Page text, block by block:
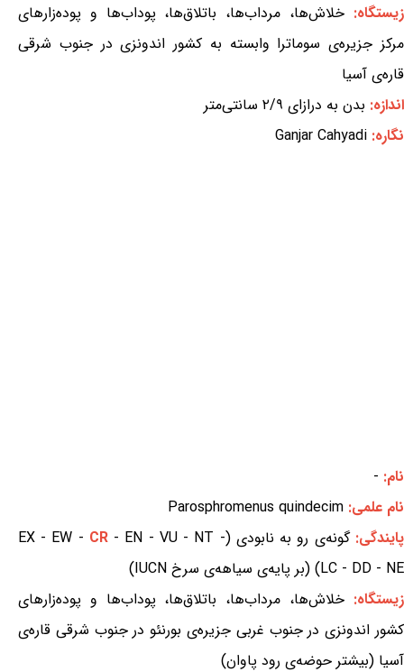
زیستگاه: خلاش‌ها، مرداب‌ها، باتلاق‌ها، پوداب‌ها و پوده‌زارهای
مرکز جزیره‌ی سوماترا وابسته به کشور اندونزی در جنوب شرقی
قاره‌ی آسیا
اندازه: بدن به درازای ۲/۹ سانتی‌متر
نگاره: Ganjar Cahyadi
نام: -
نام علمی: Parosphromenus quindecim
پایندگی:گونه‌ی رو به نابودی (EX - EW - CR - EN - VU - NT -
LC - DD - NE) (بر پایه‌ی سیاهه‌ی سرخ IUCN)
زیستگاه: خلاش‌ها، مرداب‌ها، باتلاق‌ها، پوداب‌ها و پوده‌زارهای
کشور اندونزی در جنوب غربی جزیره‌ی بورنئو در جنوب شرقی قاره‌ی
آسیا (بیشتر حوضه‌ی رود پاوان)